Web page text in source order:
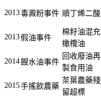
2013毒澱粉事件 順丁烯二酸
2013假油事件
棉籽油混充
橄欖油
2014餿水油事件
回收廢油再
製食用油
2015手搖飲農藥
茶葉農藥殘
留超標